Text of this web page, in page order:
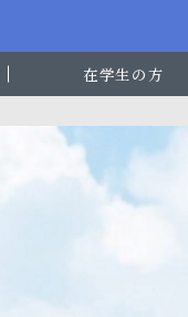
在学生の方